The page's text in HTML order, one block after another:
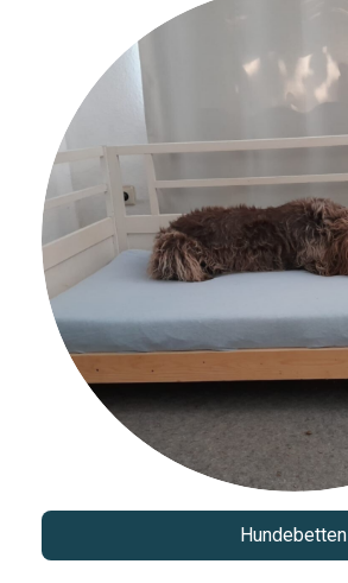
Hundebetten